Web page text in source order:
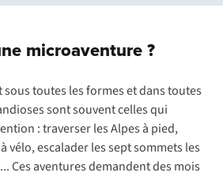
microaventure ?
sous toutes les formes et dans toutes
sont souvent celles qui
: traverser les Alpes à pied,
vélo, escalader les sept sommets les
Ces aventures demandent des mois